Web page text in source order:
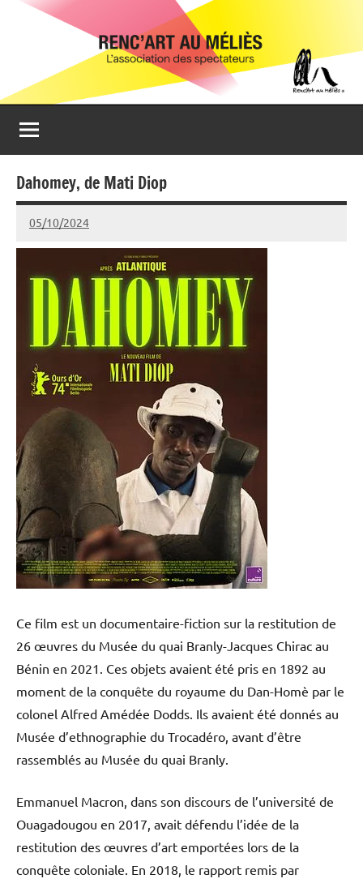
Renc'Art
Méliès
Association
spectateurs
du
cinéma
Le
Montreuil
Dahomey, de Mati Diop
05/10/2024
Isabelle
Devaux
Ce film est un documentaire-fiction sur la restitution de
26 œuvres du Musée du quai Branly-Jacques Chirac au
Bénin en 2021. Ces objets avaient été pris en 1892 au
moment de la conquête du royaume du Dan-Homè par le
colonel Alfred Amédée Dodds. Ils avaient été donnés au
Musée d’ethnographie du Trocadéro, avant d’être
rassemblés au Musée du quai Branly.
Emmanuel Macron, dans son discours de l’université de
Ouagadougou en 2017, avait défendu l’idée de la
restitution des œuvres d’art emportées lors de la
conquête coloniale. En 2018, le rapport remis par